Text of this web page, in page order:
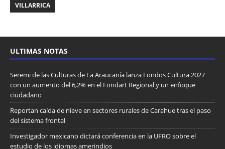
VILLARRICA
ULTIMAS NOTAS
Seremi de las Culturas de La Araucanía lanza Fondos Cultura 2027
con un aumento del 6,2% en el Fondart Regional y un enfoque
ciudadano
Reportan caída de nieve en sectores rurales de Carahue tras el paso
del sistema frontal
Investigador mexicano dictará conferencia en la UFRO sobre el
estudio de los idiomas amerindios